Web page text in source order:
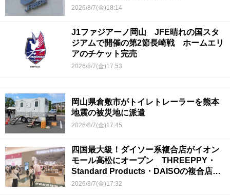
2026/8/7(金)18:14
J1ファジアーノ岡山 JFE晴れの国スタ
ジアムで開催の第2節長崎戦 ホームエリ
アのチケット完売
2026/8/7(金)17:53
岡山県倉敷市がトイレトレーラーを熊本
地震の被災地に派遣
2026/8/7(金)17:45
四国最大級！ダイソー系複合店がイオン
モール高松にオープン THREEPPY・
Standard Products・DAISOの複合店は
香川県初
2026/8/7(金)17:32